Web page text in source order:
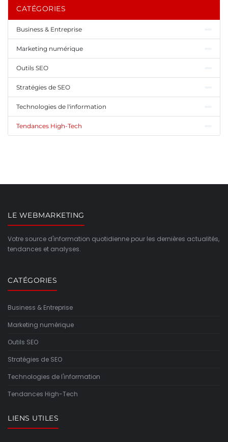
CATÉGORIES
Business & Entreprise
Marketing numérique
Outils SEO
Stratégies de SEO
Technologies de l'information
Tendances High-Tech
LE WEBMARKETING
Votre source d'information quotidienne pour les dernières actualités,
tendances et analyses.
CATÉGORIES
Business & Entreprise
Marketing numérique
Outils SEO
Stratégies de SEO
Technologies de l'information
Tendances High-Tech
LIENS UTILES